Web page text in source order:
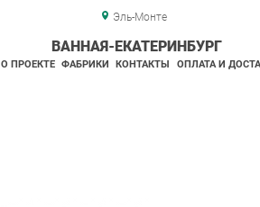
Эль-Монте
ВАННАЯ-ЕКАТЕРИНБУРГ
О ПРОЕКТЕ ФАБРИКИ КОНТАКТЫ ОПЛАТА И